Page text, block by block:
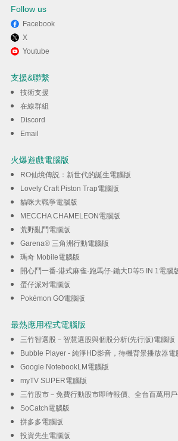
Follow us
Facebook
X
Youtube
支援&聯繫
技術支援
在線群組
Discord
Email
火爆遊戲電腦版
RO仙境傳説：新世代的誕生電腦版
Lovely Craft Piston Trap電腦版
貓咪大戰爭電腦版
MECCHA CHAMELEON電腦版
荒野亂鬥電腦版
Garena® 三角洲行動電腦版
瑪奇 Mobile電腦版
開心鬥一番-港式麻雀·跑馬仔·鋤大D等5 IN 1電腦
蛋仔派对電腦版
Pokémon GO電腦版
最熱應用程式電腦版
三竹智選股－智慧選股與個股分析(先行版)電腦版
Bubble Player - 純淨HD影音，待機背景播放器電
Google NotebookLM電腦版
myTV SUPER電腦版
三竹股市－免費行動股市即時報價、全台百萬用
SoCatch電腦版
拼多多電腦版
投資先生電腦版